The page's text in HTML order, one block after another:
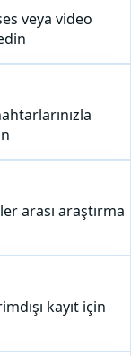
veya video
arası araştırma
kayıt için